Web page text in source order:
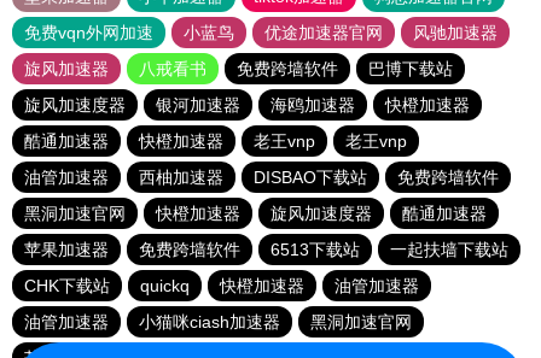
免费vqn外网加速
小蓝鸟 优途加速器官网
风驰加速器
旋风加速器
八戒看书 免费跨墙软件
巴博下载站
旋风加速度器
银河加速器 海鸥加速器
快橙加速器
酷通加速器
快橙加速器 老王vnp
老王vnp
油管加速器
西柚加速器 DISBAO下载站
免费跨墙软件
黑洞加速官网
快橙加速器 旋风加速度器
酷通加速器
苹果加速器
免费跨墙软件 6513下载站
一起扶墙下载站
CHK下载站
quickq 快橙加速器
油管加速器
油管加速器
小猫咪ciash加速器
黑洞加速官网